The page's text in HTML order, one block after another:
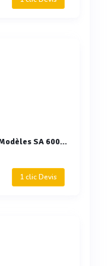
Presse à souder les semelles – Modèles SA 600-2 / 600-4
1 clic Devis